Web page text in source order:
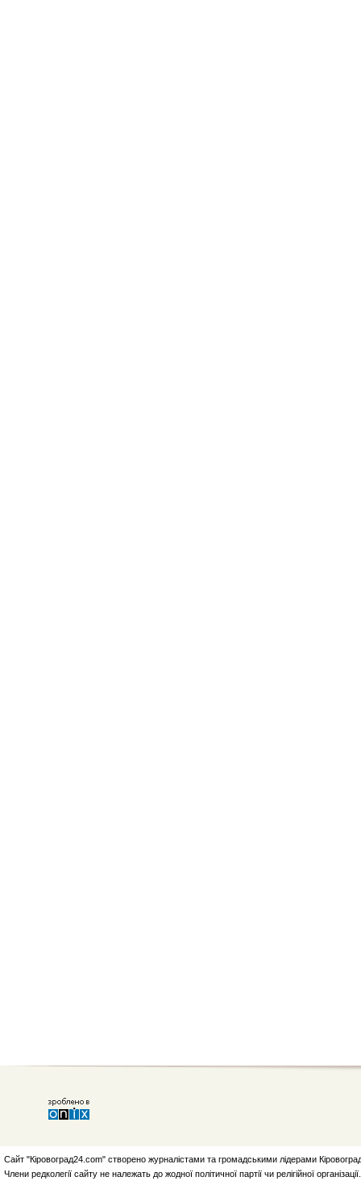
Сайт "Кіровоград24.com" створено журналістами та громадськими лідерами
Члени редколегії сайту не належать до жодної політичної партії чи релігійної